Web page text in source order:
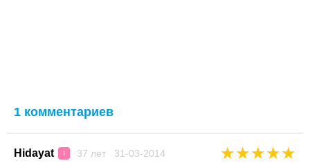
1 комментариев
Hidayat ♀ 37 лет 31-03-2014 ★★★★★